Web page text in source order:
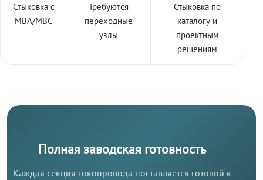
Стыковка с
МВА/МВС
Требуются
переходные
узлы
Стыковка по
каталогу и
проектным
решениям
Полная заводская готовность
Каждая секция токопровода поставляется готовой к